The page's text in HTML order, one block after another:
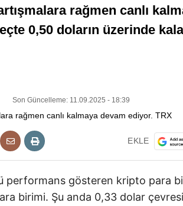
rağmen canlı
0,50 doların üzerinde
Son Güncelleme: 11.09.2025 - 18:39
EKLE
performans gösteren kripto para
birimi. Şu anda 0,33 dolar